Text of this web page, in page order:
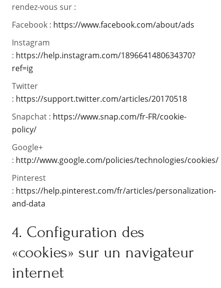
rendez-vous sur :
Facebook : https://www.facebook.com/about/ads
Instagram
: https://help.instagram.com/1896641480634370?
ref=ig
Twitter
: https://support.twitter.com/articles/20170518
Snapchat : https://www.snap.com/fr-FR/cookie-
policy/
Google+
: http://www.google.com/policies/technologies/cookies/
Pinterest
: https://help.pinterest.com/fr/articles/personalization-
and-data
4. Configuration des
«cookies» sur un navigateur
internet